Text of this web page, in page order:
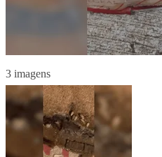
3 imagens